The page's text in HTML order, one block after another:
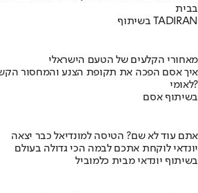
בבית
בשיתוף TADIRAN
מאחורי הקלעים של הטעם הישראלי
לאומי?
בשיתוף אסם
אתם עוד לא שם? הטיסה למונדיאל כבר יצאה
יונדאי לוקחת אתכם לבמה הכי גדולה בעולם
בשיתוף יונדאי מבית כלמוביל